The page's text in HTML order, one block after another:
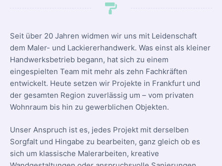
Seit über 20 Jahren widmen wir uns mit Leidenschaft
dem Maler- und Lackiererhandwerk. Was einst als kleiner
Handwerksbetrieb begann, hat sich zu einem
eingespielten Team mit mehr als zehn Fachkräften
entwickelt. Heute setzen wir Projekte in Frankfurt und
der gesamten Region zuverlässig um – vom privaten
Wohnraum bis hin zu gewerblichen Objekten.
Unser Anspruch ist es, jedes Projekt mit derselben
Sorgfalt und Hingabe zu bearbeiten, ganz gleich ob es
sich um klassische Malerarbeiten, kreative